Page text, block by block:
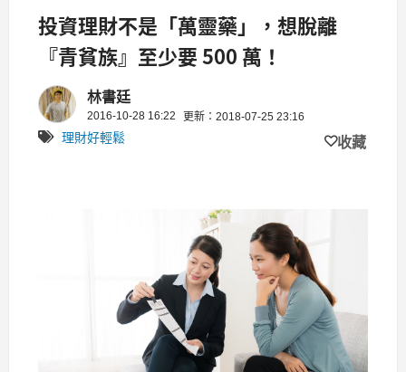
投資理財不是「萬靈藥」，想脫離
『青貧族』至少要 500 萬！
林書廷
2016-10-28 16:22 更新：2018-07-25 23:16
理財好輕鬆 收藏